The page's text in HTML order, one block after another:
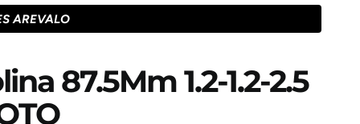
AREVALO
87.5Mm 1.2-1.2-2.5